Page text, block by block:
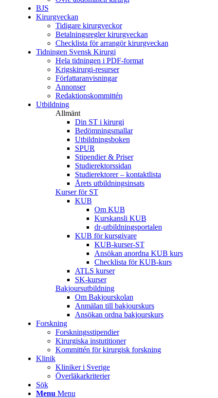
BJS
Kirurgveckan
Tidigare kirurgveckor
Betalningsregler kirurgveckan
Checklista för arrangör kirurgveckan
Tidningen Svensk Kirurgi
Hela tidningen i PDF-format
Krigskirurgi-resurser
Författaranvisningar
Annonser
Redaktionskommittén
Utbildning
Allmänt
Din ST i kirurgi
Bedömningsmallar
Utbildningsboken
SPUR
Stipendier & Priser
Studierektorssidan
Studierektorer – kontaktlista
Årets utbildningsinsats
Kurser för ST
KUB
Om KUB
Kurskansli KUB
dr-utbildningsportalen
KUB för kursgivare
KUB-kurser-ST
Ansökan anordna KUB kurs
Checklista för KUB-kurs
ATLS kurser
SK-kurser
Bakjoursutbildning
Om Bakjourskolan
Anmälan till bakjourskurs
Ansökan ordna bakjourskurs
Forskning
Forskningsstipendier
Kirurgiska instutitioner
Kommittén för kirurgisk forskning
Klinik
Kliniker i Sverige
Överläkarkriterier
Sök
Menu Menu